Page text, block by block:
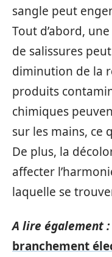
sangle peut
Tout d’abord,
de salissures
diminution de la
produits
chimiques
sur les mains, ce
De plus, la
affecter
laquelle se
A lire également :
branchement